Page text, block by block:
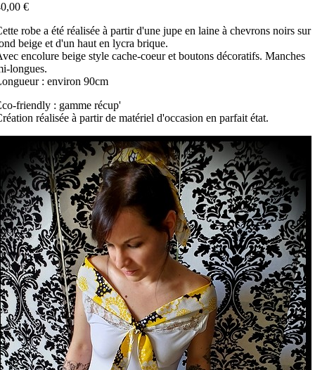
€
robe a été réalisée à partir d'une jupe en laine à chevrons noirs sur
beige et d'un haut en lycra brique.
encolure beige style cache-coeur et boutons décoratifs. Manches
longues.
: environ 90cm
friendly : gamme récup'
réalisée à partir de matériel d'occasion en parfait état.